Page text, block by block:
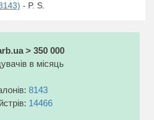
- P. S.
> 350 000
в місяць
8143
14466